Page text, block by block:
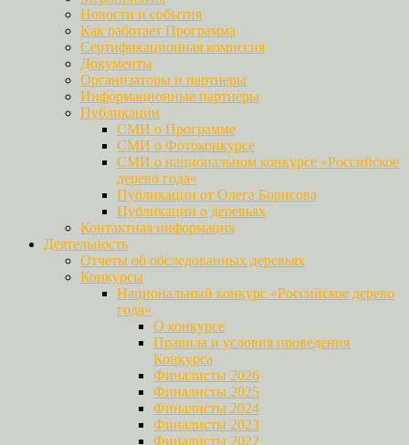
Новости и события
Как работает Программа
Сертификационная комиссия
Документы
Организаторы и партнеры
Информационные партнеры
Публикации
СМИ о Программе
СМИ о Фотоконкурсе
СМИ о национальном конкурсе «Российское
дерево года»
Публикации от Олега Борисова
Публикации о деревьях
Контактная информация
Деятельность
Отчеты об обследованных деревьях
Конкурсы
Национальный конкурс «Российское дерево
года»
О конкурсе
Правила и условия проведения
Конкурса
Финалисты 2026
Финалисты 2025
Финалисты 2024
Финалисты 2023
Финалисты 2022